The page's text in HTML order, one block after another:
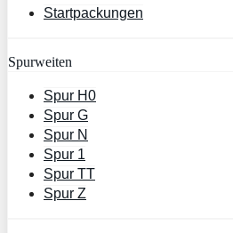
Startpackungen
Spurweiten
Spur H0
Spur G
Spur N
Spur 1
Spur TT
Spur Z